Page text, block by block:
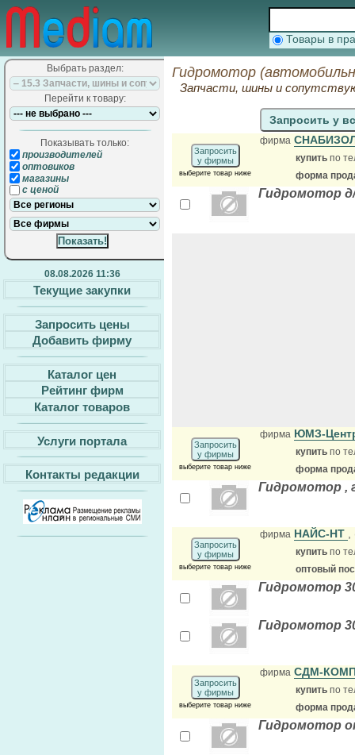
Товары в
Выбрать раздел:
Перейти к товару:
Показывать только:
производителей
оптовиков
магазины
с ценой
08.08.2026 11:36
Текущие закупки
Запросить цены
Добавить фирму
Каталог цен
Рейтинг фирм
Каталог товаров
Услуги портала
Контакты редакции
Гидромотор
Запчасти, шины и
Запросить у
Запросить
у фирмы
выберите товар ниже
фирма
купить по
форма
Гидромотор
Запросить
у фирмы
выберите товар ниже
фирма ЮМЗ-
купить по
форма
Гидромотор ,
Запросить
у фирмы
выберите товар ниже
фирма НАЙС-НТ
купить по
оптовый
Гидромотор
Гидромотор
Запросить
у фирмы
выберите товар ниже
фирма СДМ-
купить по
форма
Гидромотор